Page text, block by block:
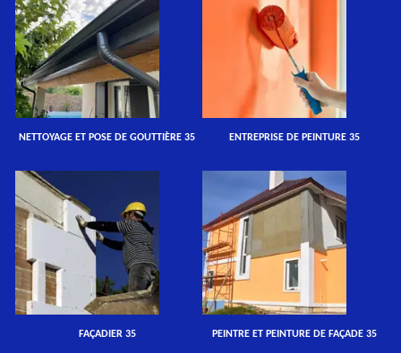
NETTOYAGE ET POSE DE GOUTTIÈRE 35 ENTREPRISE DE PEINTURE 35
FAÇADIER 35 PEINTRE ET PEINTURE DE FAÇADE 35